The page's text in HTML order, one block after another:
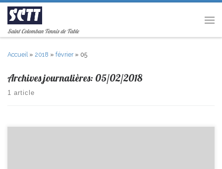
Passer au contenu
Saint Colomban Tennis de Table
Accueil » 2018 » février » 05
Archives journalières: 05/02/2018
1 article